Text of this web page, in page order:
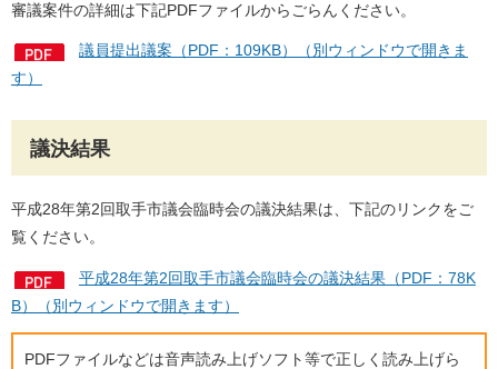
審議案件の詳細は下記PDFファイルからごらんください。
議員提出議案（PDF：109KB）（別ウィンドウで開きま
す）
議決結果
平成28年第2回取手市議会臨時会の議決結果は、下記のリンクをご
覧ください。
平成28年第2回取手市議会臨時会の議決結果（PDF：78K
B）（別ウィンドウで開きます）
PDFファイルなどは音声読み上げソフト等で正しく読み上げら